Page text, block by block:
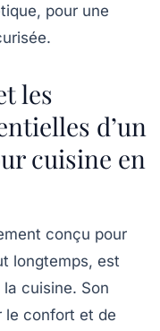
pour une
les
d’un
cuisine en
conçu pour
longtemps, est
cuisine. Son
le confort et de